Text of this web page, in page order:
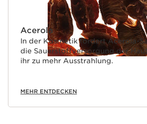
Acerola
In der Kosmetik fördert Acerola-
die Sauerstoffversorgung der
ihr zu mehr Ausstrahlung.
MEHR ENTDECKEN